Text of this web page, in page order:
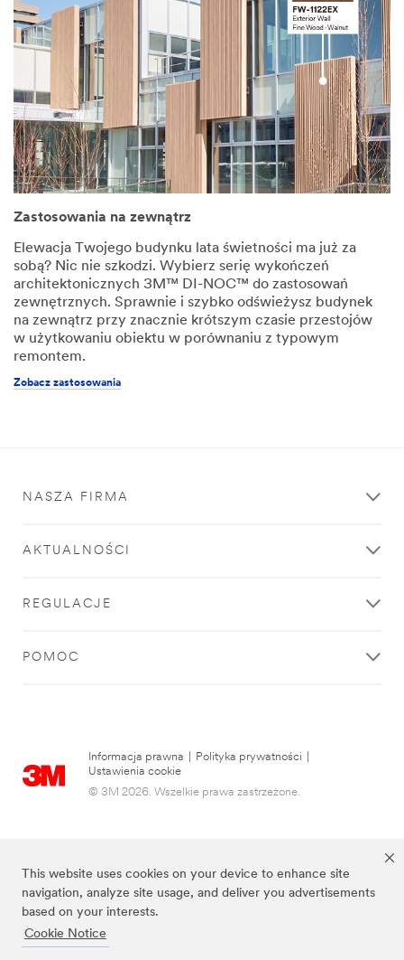
This website uses cookies on your device to enhance site
navigation, analyze site usage, and deliver you advertisements
based on your interests.
Cookie Notice
Zastosowania na zewnątrz
Elewacja Twojego budynku lata świetności ma już za
sobą? Nic nie szkodzi. Wybierz serię wykończeń
architektonicznych 3M™ DI-NOC™ do zastosowań
zewnętrznych. Sprawnie i szybko odświeżysz budynek
na zewnątrz przy znacznie krótszym czasie przestojów
w użytkowaniu obiektu w porównaniu z typowym
remontem.
Zobacz zastosowania
NASZA FIRMA
AKTUALNOŚCI
REGULACJE
POMOC
Informacja prawna Polityka prywatności
Ustawienia cookie
© 3M 2026. Wszelkie prawa zastrzeżone.